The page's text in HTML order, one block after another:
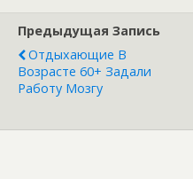
b
o
o
k
er o
kl
as
ni
Предыдущая Запись
Отдыхающие В
Возрасте 60+ Задали
Работу Мозгу